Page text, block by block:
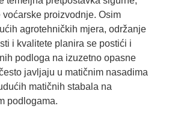
proizvodnje. Osim
agrotehničkih mjera, održanje
i kvalitete planira se postići i
podloga na izuzetno opasne
javljaju u matičnim nasadima
matičnih stabala na
podlogama.